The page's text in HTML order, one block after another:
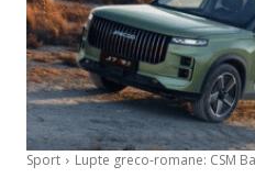
Sport Lupte greco-romane: CSM